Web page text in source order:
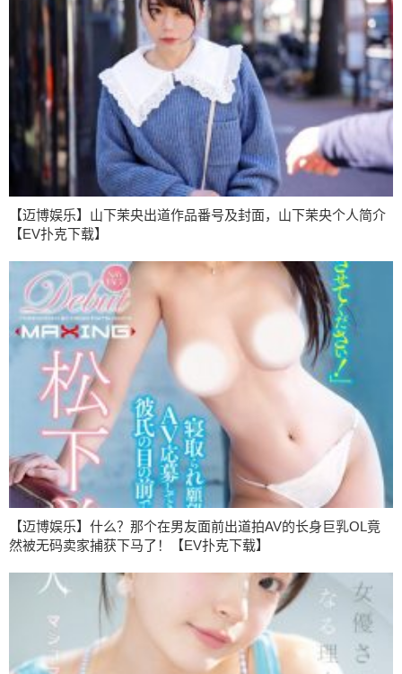
【迈博娱乐】山下茉央出道作品番号及封面，山下茉央个人简介
【EV扑克下载】
【迈博娱乐】什么？那个在男友面前出道拍AV的长身巨乳OL竟
然被无码卖家捕获下马了！【EV扑克下载】